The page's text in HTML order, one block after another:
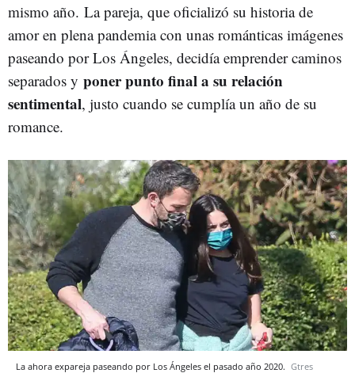
mismo año. La pareja, que oficializó su historia de
amor en plena pandemia con unas románticas imágenes
paseando por Los Ángeles, decidía emprender caminos
separados y poner punto final a su relación
sentimental, justo cuando se cumplía un año de su
romance.
La ahora expareja paseando por Los Ángeles el pasado año 2020. Gtres